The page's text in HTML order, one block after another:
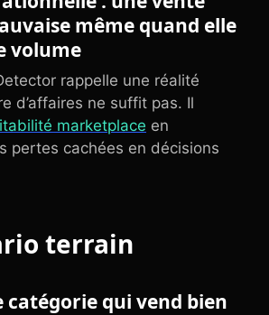
même quand elle
volume
rappelle une réalité
d’affaires ne suffit pas. Il
marketplace en
pertes cachées en décisions
terrain
catégorie qui vend bien